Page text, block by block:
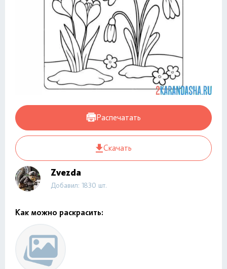
Распечатать
Скачать
Zvezda
Добавил: 1830 шт.
Как можно раскрасить: